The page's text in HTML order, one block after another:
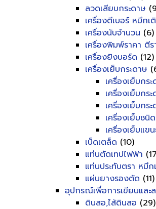
ลวดเสียบกระดาษ
เครื่องตีเบอร์ หมึกเ
เครื่องนับจำนวน (6)
เครื่องพิมพ์ราคา ตีร
เครื่องยิงบอร์ด (12)
เครื่องเย็บกระดาษ
เครื่องเย็บก
เครื่องเย็บกร
เครื่องเย็บก
เครื่องเย็บชนิ
เครื่องเย็บแข
เบ็ดเตล็ด (10)
แท่นตัดเทปไฟฟ้า
แท่นประทับตรา หมึก
แผ่นยางรองตัด (11)
อุปกรณ์เพื่อการเขียนและ
ดินสอ,ไส้ดินสอ (29)